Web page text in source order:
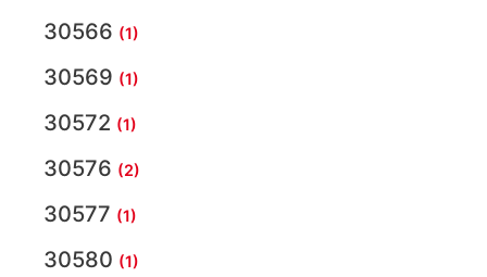
30566 (1)
30569 (1)
30572 (1)
30576 (2)
30577 (1)
30580 (1)